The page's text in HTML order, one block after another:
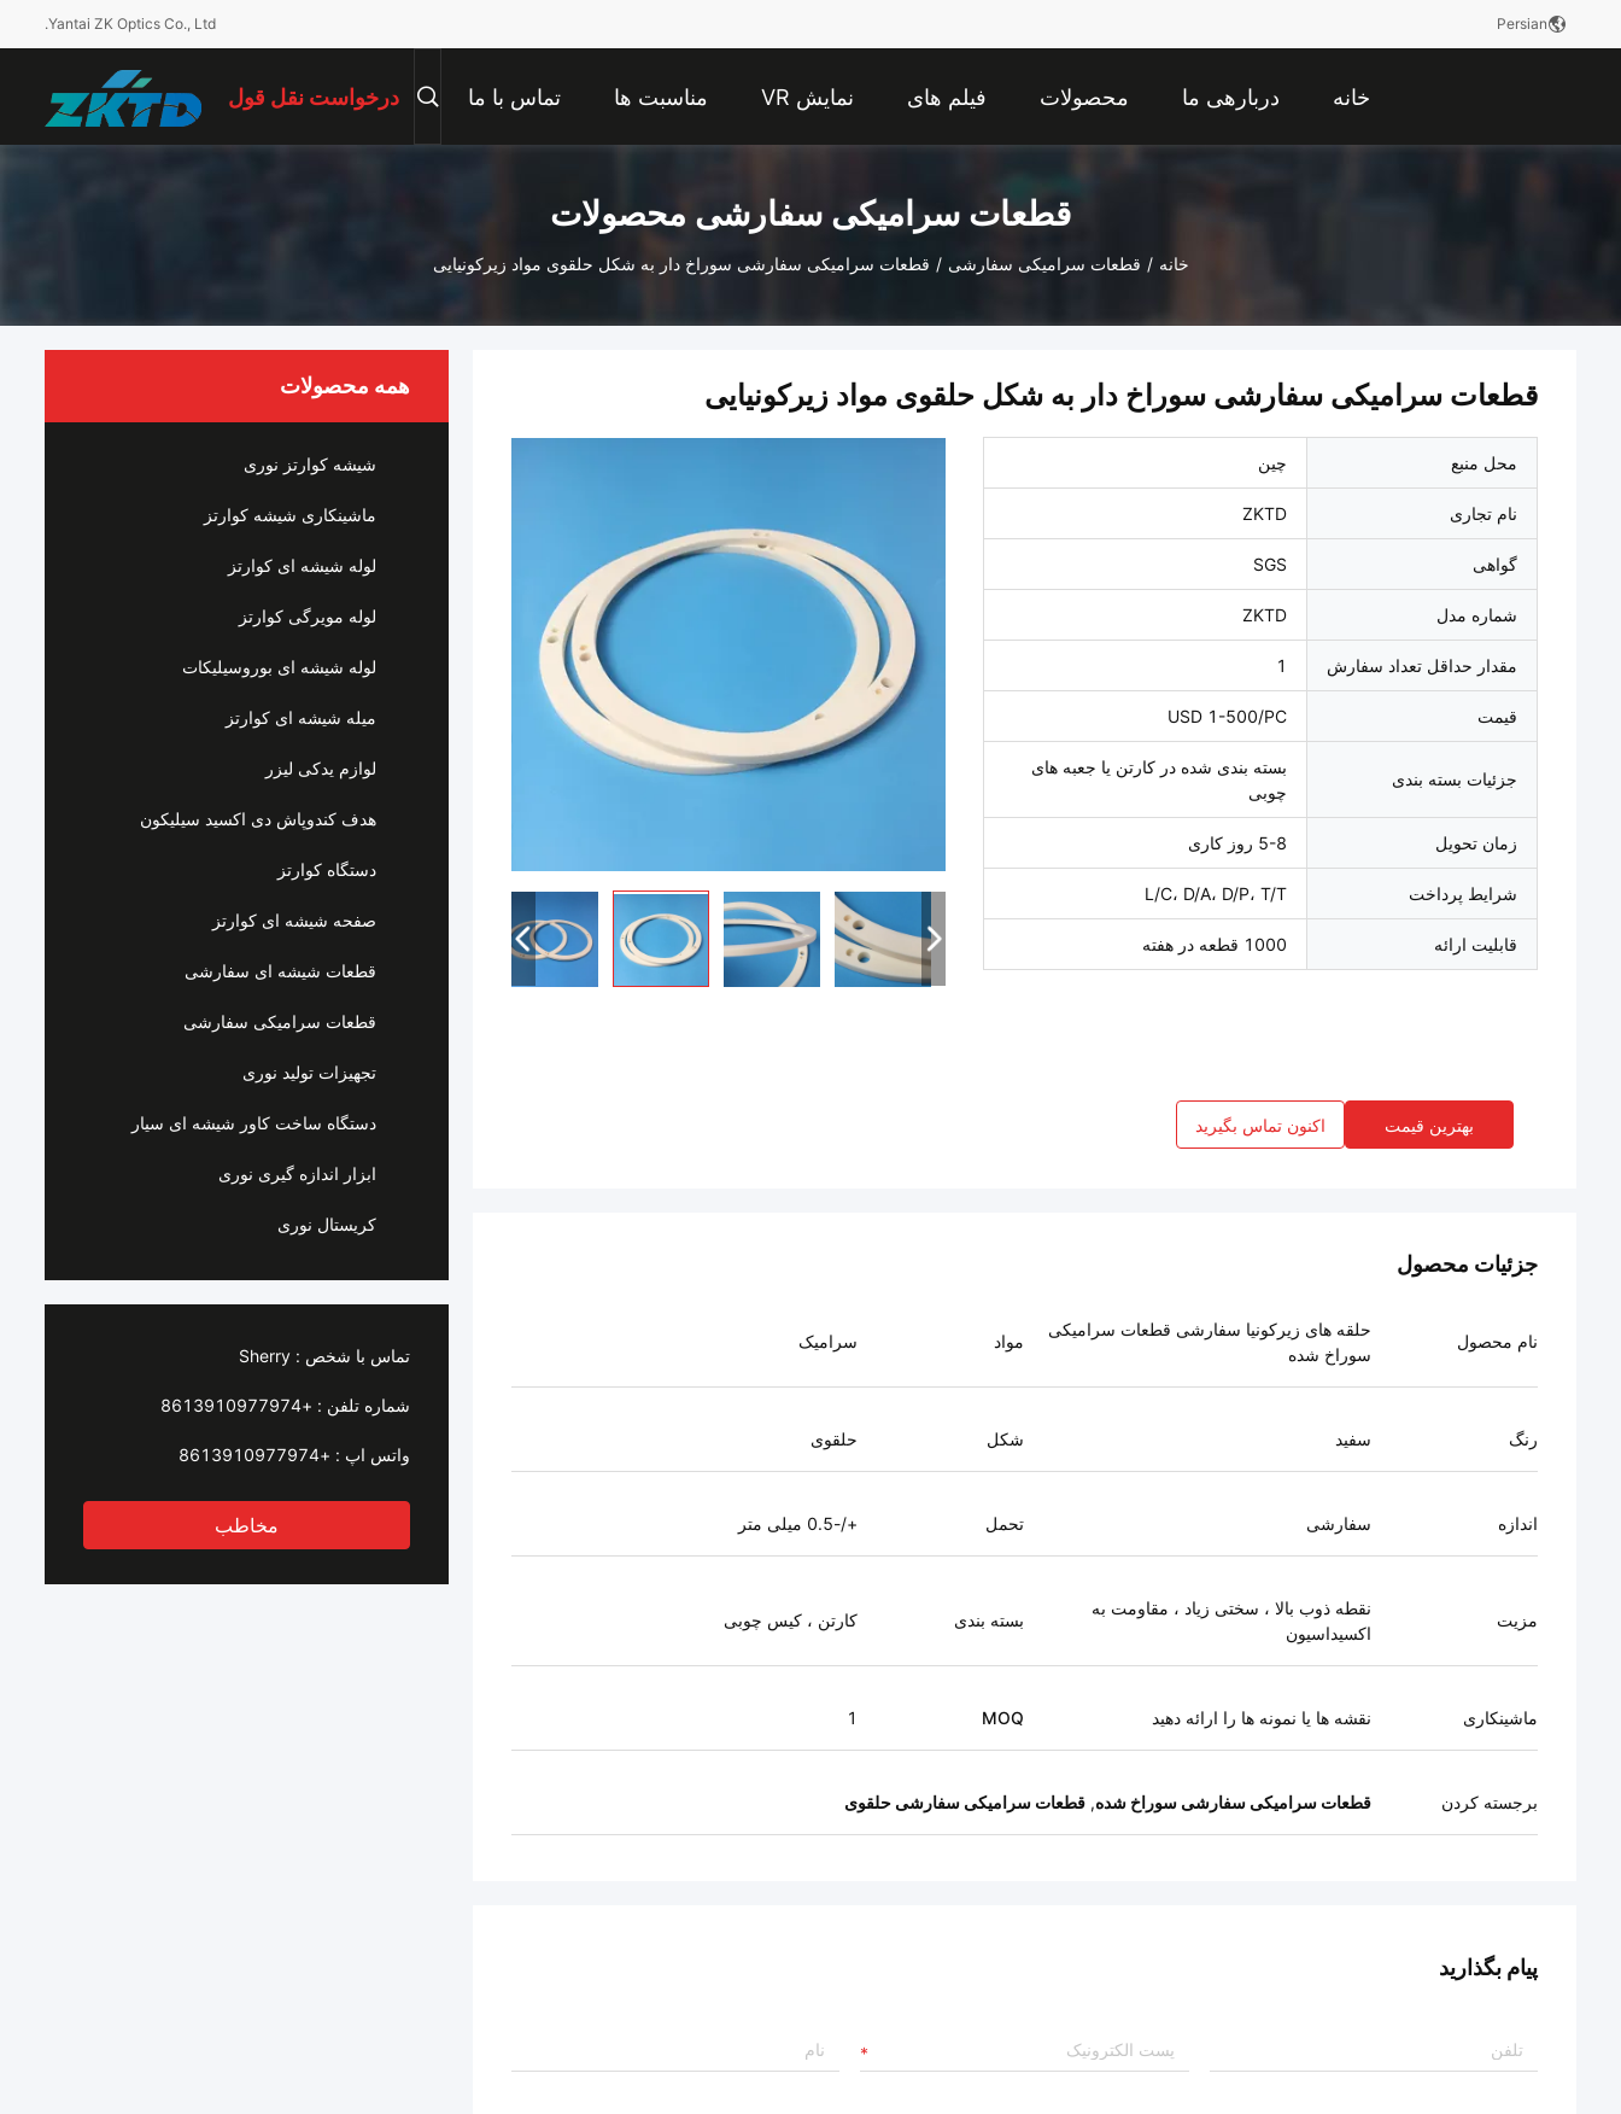
Yantai ZK Optics Co., Ltd. Persian
خانه دربارهی ما محصولات فیلم های نمایش VR مناسبت ها تماس با ما درخواست نقل قول
قطعات سرامیکی سفارشی محصولات
خانه / قطعات سرامیکی سفارشی / قطعات سرامیکی سفارشی سوراخ دار به شکل حلقوی مواد زیرکونیایی
همه محصولات
شیشه کوارتز نوری
ماشینکاری شیشه کوارتز
لوله شیشه ای کوارتز
لوله مویرگی کوارتز
لوله شیشه ای بوروسیلیکات
میله شیشه ای کوارتز
لوازم یدکی لیزر
هدف کندوپاش دی اکسید سیلیکون
دستگاه کوارتز
صفحه شیشه ای کوارتز
قطعات شیشه ای سفارشی
قطعات سرامیکی سفارشی
تجهیزات تولید نوری
دستگاه ساخت کاور شیشه ای سیار
ابزار اندازه گیری نوری
کریستال نوری
تماس با شخص : Sherry
شماره تلفن : +8613910977974
واتس اپ : +8613910977974
مخاطب
قطعات سرامیکی سفارشی سوراخ دار به شکل حلقوی مواد زیرکونیایی
محل منبع چین
نام تجاری ZKTD
گواهی SGS
شماره مدل ZKTD
مقدار حداقل تعداد سفارش 1
قیمت USD 1-500/PC
جزئیات بسته بندی
بسته بندی شده در کارتن یا جعبه های
چوبی
زمان تحویل 5-8 روز کاری
شرایط پرداخت L/C، D/A، D/P، T/T
قابلیت ارائه 1000 قطعه در هفته
بهترین قیمت اکنون تماس بگیرید
جزئیات محصول
نام محصول
حلقه های زیرکونیا سفارشی قطعات سرامیکی
سوراخ شده
مواد سرامیک
رنگ سفید شکل حلقوی
اندازه سفارشی تحمل +/-0.5 میلی متر
مزیت
نقطه ذوب بالا ، سختی زیاد ، مقاومت به
اکسیداسیون
بسته بندی کارتن ، کیس چوبی
ماشینکاری نقشه ها یا نمونه ها را ارائه دهید MOQ
1
برجسته کردن قطعات سرامیکی سفارشی سوراخ شده, قطعات سرامیکی سفارشی حلقوی
پیام بگذارید